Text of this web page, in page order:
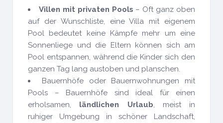
Villen mit privaten Pools – Oft ganz oben
auf der Wunschliste, eine Villa mit eigenem
Pool bedeutet keine Kämpfe mehr um eine
Sonnenliege und die Eltern können sich am
Pool entspannen, während die Kinder sich den
ganzen Tag lang austoben und planschen.
Bauernhöfe oder Bauernwohnungen mit
Pools – Bauernhöfe sind ideal für einen
erholsamen, ländlichen Urlaub, meist in
ruhiger Umgebung in schöner Landschaft,